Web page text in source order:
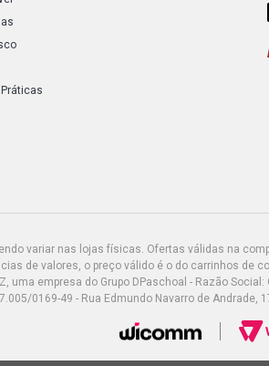
variar nas lojas físicas. Ofertas válidas na
de valores, o preço válido é o do carrinhos de
uma empresa do Grupo DPaschoal - Razão Social:
0169-49 - Rua Edmundo Navarro de Andrade,